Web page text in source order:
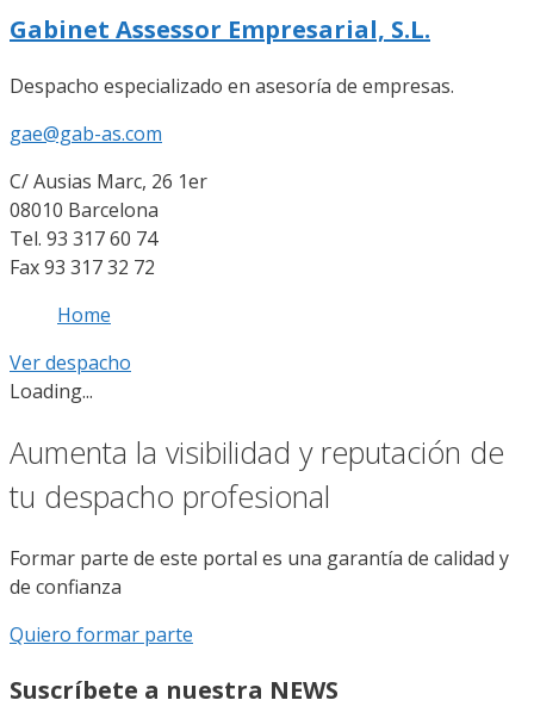
Gabinet Assessor Empresarial, S.L.
Despacho especializado en asesoría de empresas.
gae@gab-as.com
C/ Ausias Marc, 26 1er
08010 Barcelona
Tel. 93 317 60 74
Fax 93 317 32 72
Home
Ver despacho
Loading...
Aumenta la visibilidad y reputación de
tu despacho profesional
Formar parte de este portal es una garantía de calidad y
de confianza
Quiero formar parte
Suscríbete a nuestra NEWS